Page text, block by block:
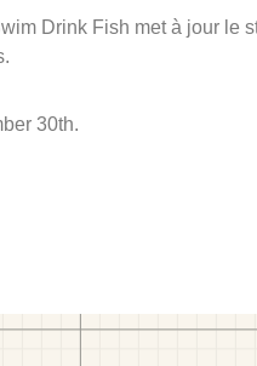
Drink Fish met à jour le
30th.